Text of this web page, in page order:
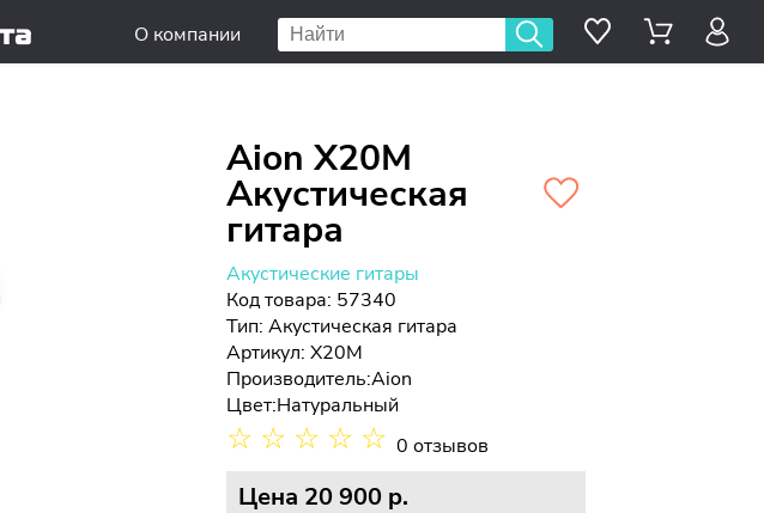
О компании
Aion X20M
Акустическая
гитара
Акустические гитары
Код товара: 57340
Тип:Акустическая гитара
Артикул: X20M
Производитель:Aion
Цвет:Натуральный
☆ ☆ ☆ ☆ ☆ 0 отзывов
Цена 20 900 p.